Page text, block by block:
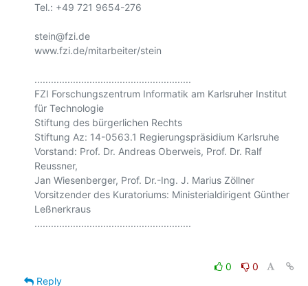
Tel.: +49 721 9654-276
stein@fzi.de
www.fzi.de/mitarbeiter/stein
.........................................................
FZI Forschungszentrum Informatik am Karlsruher Institut
für Technologie
Stiftung des bürgerlichen Rechts
Stiftung Az: 14-0563.1 Regierungspräsidium Karlsruhe
Vorstand: Prof. Dr. Andreas Oberweis, Prof. Dr. Ralf
Reussner,
Jan Wiesenberger, Prof. Dr.-Ing. J. Marius Zöllner
Vorsitzender des Kuratoriums: Ministerialdirigent Günther
Leßnerkraus
0
0
Reply